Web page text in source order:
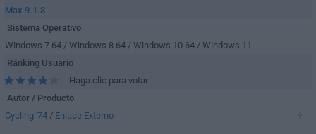
Max 9.1.3
Sistema Operativo
Windows 7 64 / Windows 8 64 / Windows 10 64 / Windows 11
Ránking Usuario
Haga clic para votar
Autor / Producto
Cycling '74 / Enlace Externo